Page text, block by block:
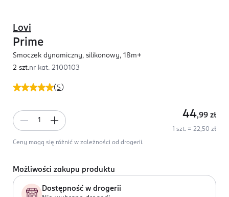
( 5 )
Lovi
Prime
Smoczek dynamiczny, silikonowy, 18m+
2 szt.nr kat. 2100103
44,99 zł
1 szt. = 22,50 zł
Ceny mogą się różnić w zależności od drogerii.
Możliwości zakupu produktu
Dostępność w drogerii